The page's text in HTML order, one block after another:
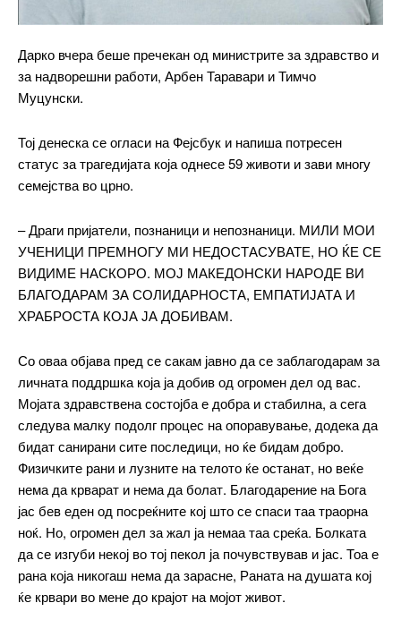
━ pricing plans
Free
бесплатно / forever
Дарко вчера беше пречекан од министрите за здравство и
за надворешни работи, Арбен Таравари и Тимчо
Муцунски.
Тој денеска се огласи на Фејсбук и напиша потресен
статус за трагедијата која однесе 59 животи и зави многу
семејства во црно.
– Драги пријатели, познаници и непознаници. МИЛИ МОИ
УЧЕНИЦИ ПРЕМНОГУ МИ НЕДОСТАСУВАТЕ, НО ЌЕ СЕ
ВИДИМЕ НАСКОРО. МОЈ МАКЕДОНСКИ НАРОДЕ ВИ
БЛАГОДАРАМ ЗА СОЛИДАРНОСТА, ЕМПАТИЈАТА И
ХРАБРОСТА КОЈА ЈА ДОБИВАМ.
Со оваа објава пред се сакам јавно да се заблагодарам за
личната поддршка која ја добив од огромен дел од вас.
Мојата здравствена состојба е добра и стабилна, а сега
следува малку подолг процес на опоравување, додека да
бидат санирани сите последици, но ќе бидам добро.
Физичките рани и лузните на телото ќе останат, но веќе
нема да крварат и нема да болат. Благодарение на Бога
јас бев еден од посреќните кој што се спаси таа траорна
ноќ. Но, огромен дел за жал ја немаа таа среќа. Болката
да се изгуби некој во тој пекол ја почувствував и јас. Тоа е
рана која никогаш нема да зарасне, Раната на душата кој
ќе крвари во мене до крајот на мојот живот.